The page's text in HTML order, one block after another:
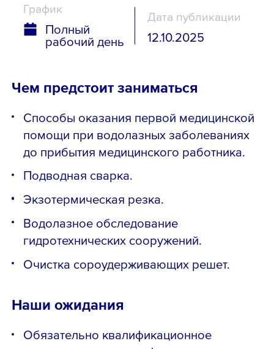
График
Полный
рабочий день
Дата публикации
12.10.2025
Чем предстоит заниматься
Способы оказания первой медицинской
помощи при водолазных заболеваниях
до прибытия медицинского работника.
Подводная сварка.
Экзотермическая резка.
Водолазное обследование
гидротехнических сооружений.
Очистка сороудерживающих решет.
Наши ожидания
Обязательно квалификационное